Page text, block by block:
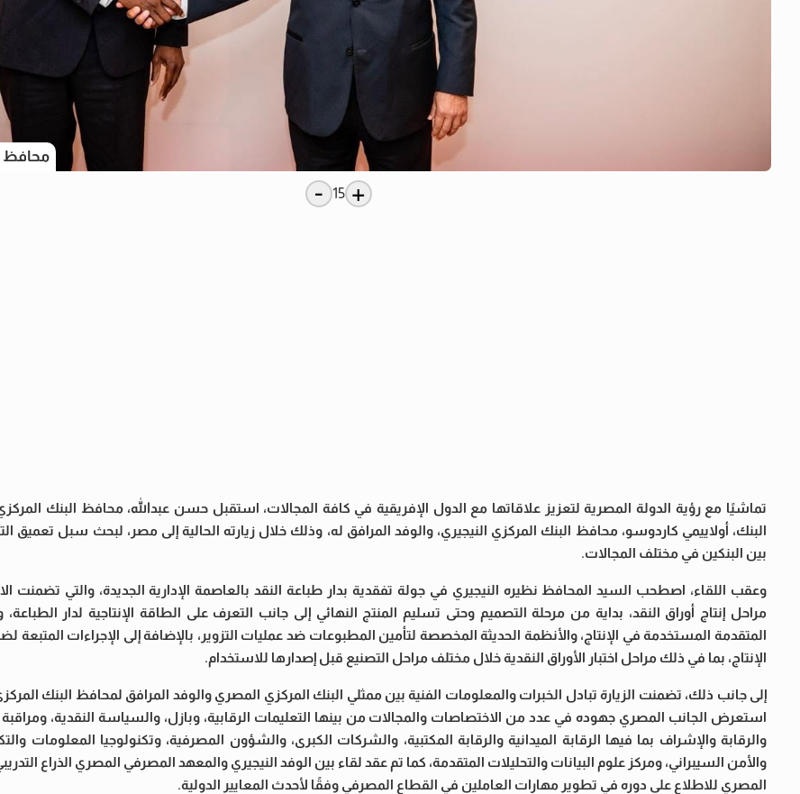
محافظ
+
15
-
تماشيًا مع رؤية الدولة المصرية لتعزيز علاقاتها مع الدول الإفريقية في كافة المجالات، استقبل حسن عبدالله، محافظ البنك
البنك، أولاييمي كاردوسو، محافظ البنك المركزي النيجيري، والوفد المرافق له، وذلك خلال زيارته الحالية إلى مصر، لبحث سبل تعميق
بين البنكين في مختلف المجالات.
وعقب اللقاء، اصطحب السيد المحافظ نظيره النيجيري في جولة تفقدية بدار طباعة النقد بالعاصمة الإدارية الجديدة، والتي تضمنت
مراحل إنتاج أوراق النقد، بداية من مرحلة التصميم وحتى تسليم المنتج النهائي إلى جانب التعرف على الطاقة الإنتاجية لدار الطباعة،
المتقدمة المستخدمة في الإنتاج، والأنظمة الحديثة المخصصة لتأمين المطبوعات ضد عمليات التزوير، بالإضافة إلى الإجراءات المتبعة
الإنتاج، بما في ذلك مراحل اختبار الأوراق النقدية خلال مختلف مراحل التصنيع قبل إصدارها للاستخدام.
إلى جانب ذلك، تضمنت الزيارة تبادل الخبرات والمعلومات الفنية بين ممثلي البنك المركزي المصري والوفد المرافق لمحافظ البنك
استعرض الجانب المصري جهوده في عدد من الاختصاصات والمجالات من بينها التعليمات الرقابية، وبازل، والسياسة النقدية، ومراقبة
والرقابة والإشراف بما فيها الرقابة الميدانية والرقابة المكتبية، والشركات الكبرى، والشؤون المصرفية، وتكنولوجيا المعلومات
والأمن السيبراني، ومركز علوم البيانات والتحليلات المتقدمة، كما تم عقد لقاء بين الوفد النيجيري والمعهد المصرفي المصري الذراع
المصري للاطلاع على دوره في تطوير مهارات العاملين في القطاع المصرفي وفقًا لأحدث المعايير الدولية.